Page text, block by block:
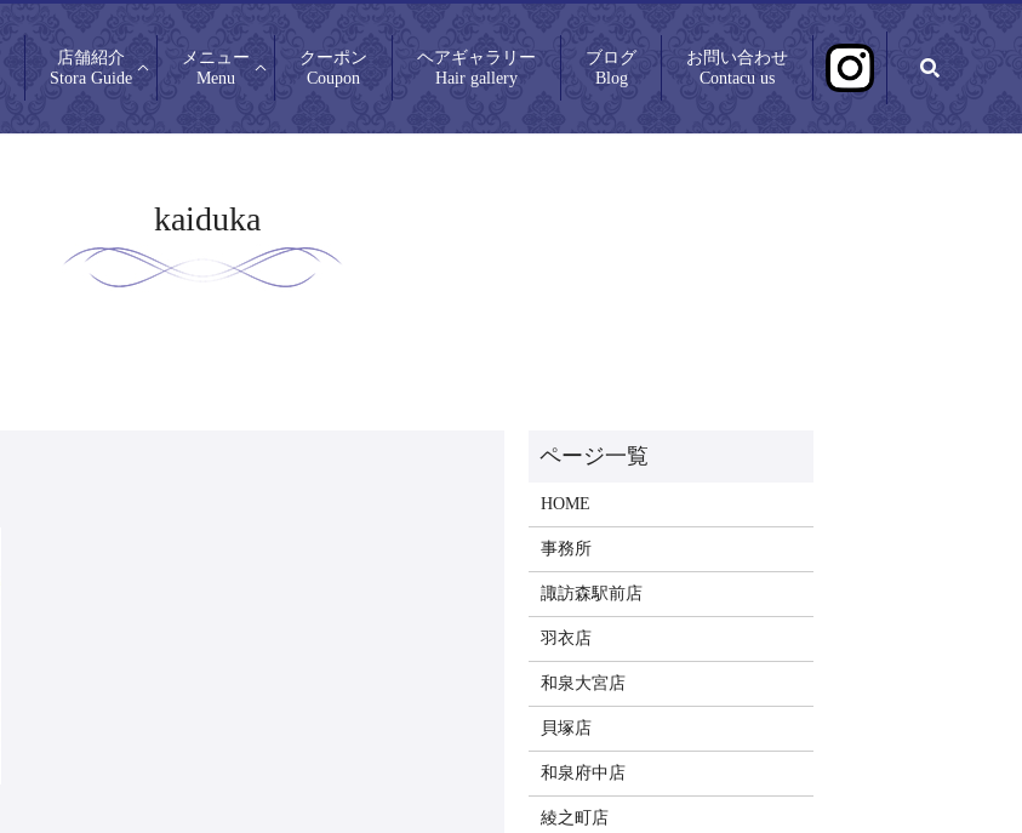
店舗紹介
Stora Guide
メニュー
Menu
クーポン
Coupon
ヘアギャラリー
Hair gallery
ブログ
Blog
お問い合わせ
Contacu us
kaiduka
HOME
事務所
諏訪森駅前店
羽衣店
和泉大宮店
貝塚店
和泉府中店
綾之町店